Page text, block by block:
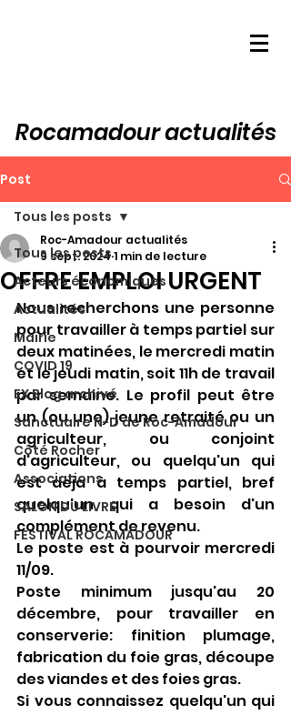
Rocamadour actualités
Post
Tous les posts
Acteurs économiques
Actualités
Mairie
COVID 19
EX Blog archivé
Sanctuaire N-D de Roc-Amadour
Côté Rocher
Associations
SALON DU LIVRE
FESTIVAL ROCAMADOUR
Tous les posts
OFFRE EMPLOI URGENT
Roc-Amadour actualités
9 sept. 20241 min de lecture
Nous recherchons une personne
pour travailler à temps partiel sur
deux matinées, le mercredi matin
et le jeudi matin, soit 11h de travail
par semaine. Le profil peut être
un (ou une) jeune retraité ou un
agriculteur, ou conjoint
d'agriculteur, ou quelqu'un qui
est deja à temps partiel, bref
quelqu'un qui a besoin d'un
complément de revenu.
Le poste est à pourvoir mercredi
11/09.
Poste minimum jusqu'au 20
décembre, pour travailler en
conserverie: finition plumage,
fabrication du foie gras, découpe
des viandes et des foies gras.
Si vous connaissez quelqu'un qui